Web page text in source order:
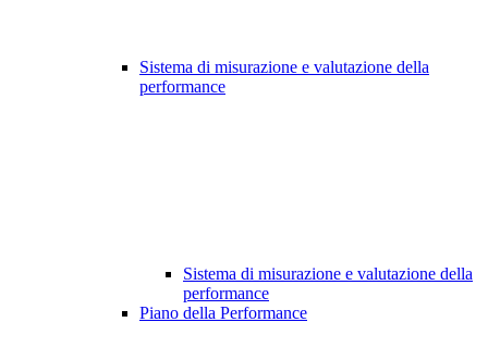
Sistema di misurazione e valutazione della
performance
Sistema di misurazione e valutazione della
performance
Piano della Performance